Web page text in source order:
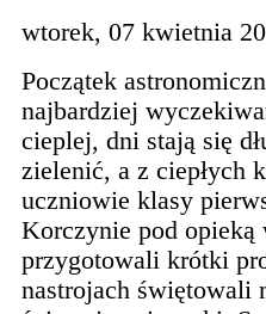
wtorek, 07 kwietnia
Początek
najbardziej
cieplej, dni stają się
zielenić, a z ciepłych
uczniowie klasy
Korczynie pod
przygotowali krótki
nastrojach świętowali